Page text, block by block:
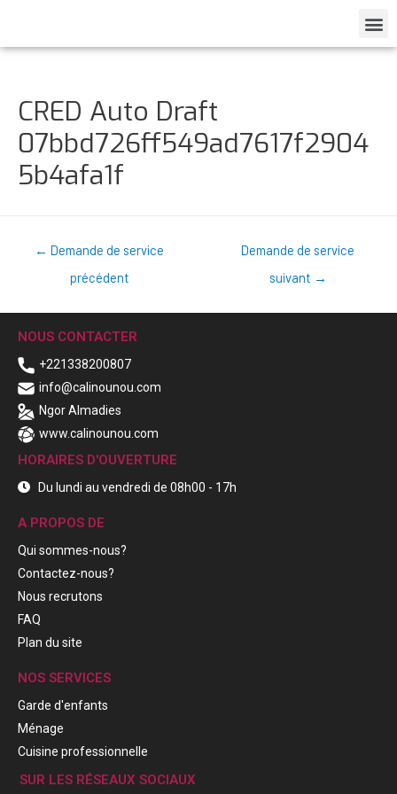
CRED Auto Draft
07bbd726ff549ad7617f2904
5b4afa1f
← Demande de service
précédent
Demande de service
suivant →
NOUS CONTACTER
+221338200807
info@calinounou.com
Ngor Almadies
www.calinounou.com
HORAIRES D'OUVERTURE
Du lundi au vendredi de 08h00 - 17h
A PROPOS DE
Qui sommes-nous?
Contactez-nous?
Nous recrutons
FAQ
Plan du site
NOS SERVICES
Garde d'enfants
Ménage
Cuisine professionnelle
SUR LES RÉSEAUX SOCIAUX